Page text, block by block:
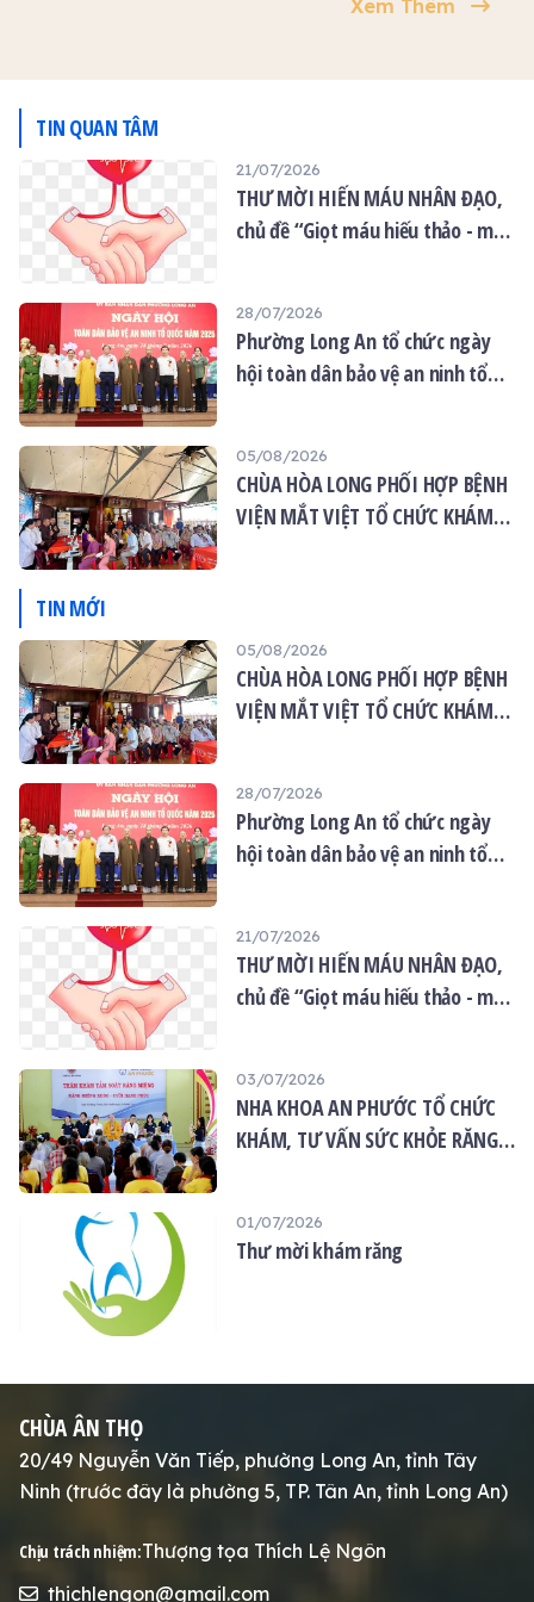
máu lần thứ 2 tại Chùa Ân
người hiến máu thành
công, thu được 379 đơn vị
máu, kịp thời bổ sung cho
Xem Thêm
TIN QUAN TÂM
21/07/2026
THƯ MỜI HIẾN MÁU NHÂN ĐẠO,
chủ đề “Giọt máu hiếu thảo - mùa
28/07/2026
Phường Long An tổ chức ngày
hội toàn dân bảo vệ an ninh tổ
05/08/2026
CHÙA HÒA LONG PHỐI HỢP BỆNH
VIỆN MẮT VIỆT TỔ CHỨC KHÁM
TIN MỚI
05/08/2026
CHÙA HÒA LONG PHỐI HỢP BỆNH
VIỆN MẮT VIỆT TỔ CHỨC KHÁM
28/07/2026
Phường Long An tổ chức ngày
hội toàn dân bảo vệ an ninh tổ
21/07/2026
THƯ MỜI HIẾN MÁU NHÂN ĐẠO,
chủ đề “Giọt máu hiếu thảo - mùa
03/07/2026
NHA KHOA AN PHƯỚC TỔ CHỨC
KHÁM, TƯ VẤN SỨC KHỎE RĂNG
01/07/2026
Thư mời khám răng
CHÙA ÂN THỌ
20/49 Nguyễn Văn Tiếp, phường Long An, tỉnh Tây
Ninh (trước đây là phường 5, TP. Tân An, tỉnh Long An)
Chịu trách nhiệm:Thượng tọa Thích Lệ Ngôn
thichlengon@gmail.com